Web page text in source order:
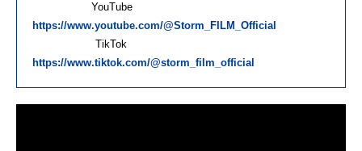
YouTube
https://www.youtube.com/@Storm_FILM_Official
TikTok
https://www.tiktok.com/@storm_film_official